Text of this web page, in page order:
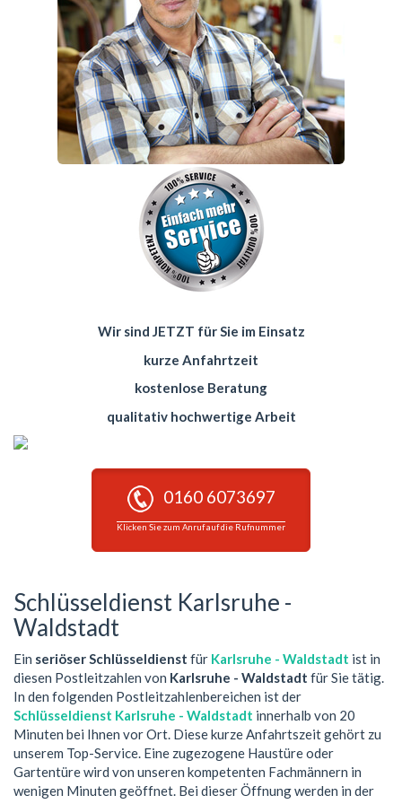
Wir sind JETZT für Sie im Einsatz
kurze Anfahrtzeit
kostenlose Beratung
qualitativ hochwertige Arbeit
0160 6073697
Klicken Sie zum Anruf auf die Rufnummer
Schlüsseldienst Karlsruhe -
Waldstadt
Ein seriöser Schlüsseldienst für Karlsruhe - Waldstadt ist in
diesen Postleitzahlen von Karlsruhe - Waldstadt für Sie tätig.
In den folgenden Postleitzahlenbereichen ist der
Schlüsseldienst Karlsruhe - Waldstadt innerhalb von 20
Minuten bei Ihnen vor Ort. Diese kurze Anfahrtszeit gehört zu
unserem Top-Service. Eine zugezogene Haustüre oder
Gartentüre wird von unseren kompetenten Fachmännern in
wenigen Minuten geöffnet. Bei dieser Öffnung werden in der